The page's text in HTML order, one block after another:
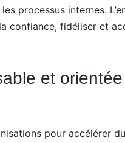
processus internes.
confiance, fidéliser et
et
pour accélérer